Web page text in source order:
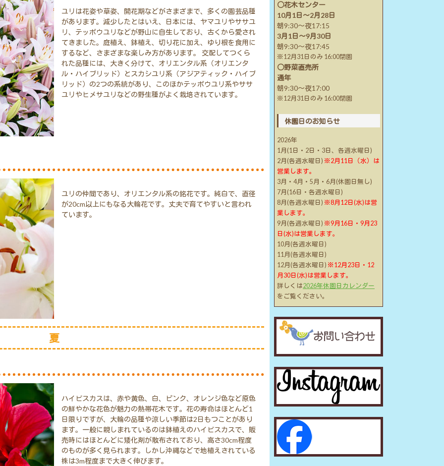
ユリは花姿や草姿、開花期などがさまざまで、多くの園芸品種
があります。減少したとはいえ、日本には、ヤマユリやササユ
リ、テッポウユリなどが野山に自生しており、古くから愛され
てきました。庭植え、鉢植え、切り花に加え、ゆり根を食用に
するなど、さまざまな楽しみ方があります。 交配してつくら
れた品種には、大きく分けて、オリエンタル系（オリエンタ
ル・ハイブリッド）とスカシユリ系（アジアティック・ハイブ
リッド）の2つの系統があり、このほかテッポウユリ系やササ
ユリやヒメサユリなどの野生種がよく栽培されています。
ユリの仲間であり、オリエンタル系の銘花です。純白で、直径
が20cm以上にもなる大輪花です。丈夫で育てやすいと言われ
ています。
夏
ハイビスカスは、赤や黄色、白、ピンク、オレンジ色など原色
の鮮やかな花色が魅力の熱帯花木です。花の寿命はほとんど1
日限りですが、大輪の品種や涼しい季節は2日もつことがあり
ます。一般に親しまれているのは鉢植えのハイビスカスで、販
売時にはほとんどに矮化剤が散布されており、高さ30cm程度
のものが多く見られます。しかし沖縄などで地植えされている
株は3m程度まで大きく伸びます。
○花木センター
10月1日～2月28日
朝9:30～夜17:15
3月1日～9月30日
朝9:30～夜17:45
※12月31日のみ 16:00閉園
○野菜直売所
通年
朝9:30～夜17:00
※12月31日のみ 16:00閉園
休園日のお知らせ
2026年
1月(1日・2日・3日、各週水曜日)
2月(各週水曜日) ※2月11日（水）は
営業します。
3月・4月・5月・6月(休園日無し)
7月(16日・各週水曜日)
8月(各週水曜日) ※8月12日(水)は営
業します。
9月(各週水曜日) ※9月16日・9月23
日(水)は営業します。
10月(各週水曜日)
11月(各週水曜日)
12月(各週水曜日) ※12月23日・12
月30日(水)は営業します。
詳しくは2026年休園日カレンダー
をご覧ください。